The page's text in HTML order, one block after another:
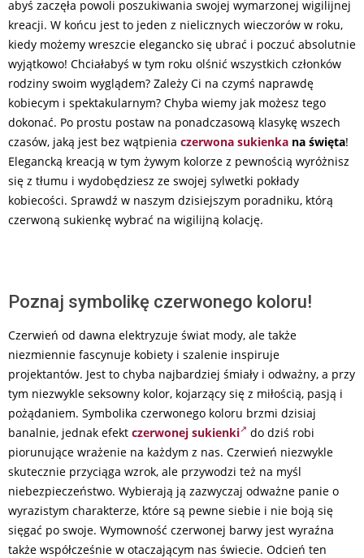
abyś zaczęła powoli poszukiwania swojej wymarzonej wigilijnej
kreacji. W końcu jest to jeden z nielicznych wieczorów w roku,
kiedy możemy wreszcie elegancko się ubrać i poczuć absolutnie
wyjątkowo! Chciałabyś w tym roku olśnić wszystkich członków
rodziny swoim wyglądem? Zależy Ci na czymś naprawdę
kobiecym i spektakularnym? Chyba wiemy jak możesz tego
dokonać. Po prostu postaw na ponadczasową klasykę wszech
czasów, jaką jest bez wątpienia czerwona sukienka na święta!
Elegancką kreacją w tym żywym kolorze z pewnością wyróżnisz
się z tłumu i wydobędziesz ze swojej sylwetki pokłady
kobiecości. Sprawdź w naszym dzisiejszym poradniku, którą
czerwoną sukienkę wybrać na wigilijną kolację.
Poznaj symbolikę czerwonego koloru!
Czerwień od dawna elektryzuje świat mody, ale także
niezmiennie fascynuje kobiety i szalenie inspiruje
projektantów. Jest to chyba najbardziej śmiały i odważny, a przy
tym niezwykle seksowny kolor, kojarzący się z miłością, pasją i
pożądaniem. Symbolika czerwonego koloru brzmi dzisiaj
banalnie, jednak efekt czerwonej sukienki
do dziś robi
piorunujące wrażenie na każdym z nas. Czerwień niezwykle
skutecznie przyciąga wzrok, ale przywodzi też na myśl
niebezpieczeństwo. Wybierają ją zazwyczaj odważne panie o
wyrazistym charakterze, które są pewne siebie i nie boją się
sięgać po swoje. Wymowność czerwonej barwy jest wyraźna
także współcześnie w otaczającym nas świecie. Odcień ten